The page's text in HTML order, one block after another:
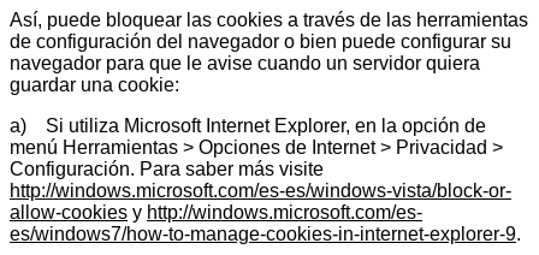
Así, puede bloquear las cookies a través de las herramientas
de configuración del navegador o bien puede configurar su
navegador para que le avise cuando un servidor quiera
guardar una cookie:
a) Si utiliza Microsoft Internet Explorer, en la opción de
menú Herramientas > Opciones de Internet > Privacidad >
Configuración. Para saber más visite
http://windows.microsoft.com/es-es/windows-vista/block-or-
allow-cookies y http://windows.microsoft.com/es-
es/windows7/how-to-manage-cookies-in-internet-explorer-9.